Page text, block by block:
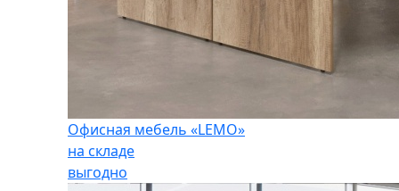
Офисная мебель «LEMO»
на складе
выгодно